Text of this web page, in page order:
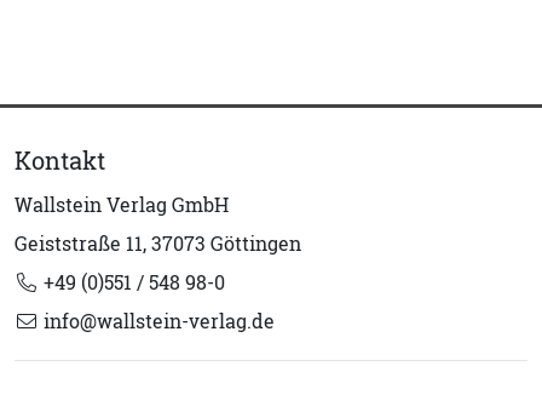
Kontakt
Wallstein Verlag GmbH
Geiststraße 11, 37073 Göttingen
+49 (0)551 / 548 98-0
info@wallstein-verlag.de